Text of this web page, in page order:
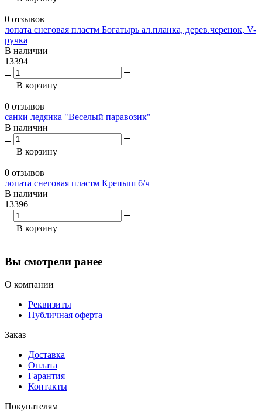
0 отзывов
лопата снеговая пластм Богатырь ал.планка, дерев.черенок, V-
ручка
В наличии
13394
В корзину
0 отзывов
санки ледянка "Веселый паравозик"
В наличии
В корзину
0 отзывов
лопата снеговая пластм Крепыш б/ч
В наличии
13396
В корзину
Вы смотрели ранее
О компании
Реквизиты
Публичная оферта
Заказ
Доставка
Оплата
Гарантия
Контакты
Покупателям